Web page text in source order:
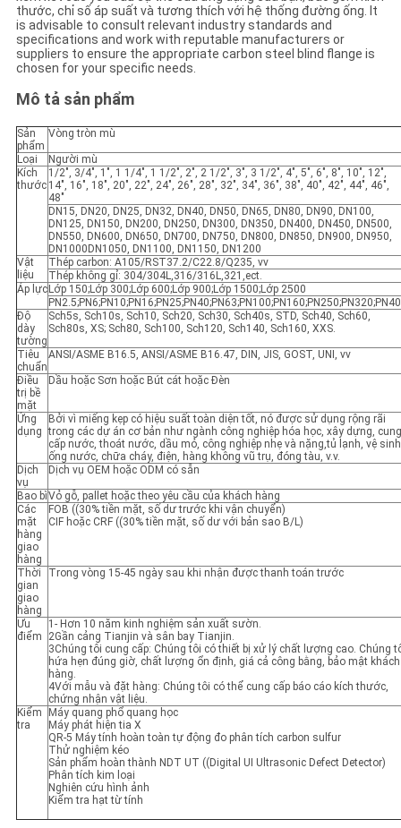
HỢP
SƠ
ĐỒ
TRANG
WEB
CHÍNH
SÁCH
BẢO
MẬT
thước, chỉ số áp suất và tương thích với hệ thống đường ống. It
is advisable to consult relevant industry standards and
specifications and work with reputable manufacturers or
suppliers to ensure the appropriate carbon steel blind flange is
chosen for your specific needs.
Mô tả sản phẩm
Sản
phẩm
Vòng tròn mù
Loại
Người mù
Kích
thước
1/2", 3/4", 1", 1 1/4", 1 1/2", 2", 2 1/2", 3", 3 1/2", 4", 5", 6", 8", 10", 12",
14", 16", 18", 20", 22", 24", 26", 28", 32", 34", 36", 38", 40", 42", 44", 46",
48"
DN15, DN20, DN25, DN32, DN40, DN50, DN65, DN80, DN90, DN100,
DN125, DN150, DN200, DN250, DN300, DN350, DN400, DN450, DN500,
DN550, DN600, DN650, DN700, DN750, DN800, DN850, DN900, DN950,
DN1000DN1050, DN1100, DN1150, DN1200
Vật
liệu
Thép carbon: A105/RST37.2/C22.8/Q235, vv
Thép không gỉ: 304/304L,316/316L,321,ect.
Áp lực Lớp 150;Lớp 300;Lớp 600;Lớp 900;Lớp 1500;Lớp 2500
Độ
dày
tường
Sch5s, Sch10s, Sch10, Sch20, Sch30, Sch40s, STD, Sch40, Sch60,
Sch80s, XS; Sch80, Sch100, Sch120, Sch140, Sch160, XXS.
Tiêu
chuẩn
ANSI/ASME B16.5, ANSI/ASME B16.47, DIN, JIS, GOST, UNI, vv
Điều
trị bề
mặt
Dầu hoặc Sơn hoặc Bút cát hoặc Đèn
Ứng
dụng
Bởi vì miếng kẹp có hiệu suất toàn diện tốt, nó được sử dụng rộng rãi
trong các dự án cơ bản như ngành công nghiệp hóa học, xây dựng, cung
cấp nước, thoát nước, dầu mỏ, công nghiệp nhẹ và nặng,tủ lạnh, vệ
ống nước, chữa cháy, điện, hàng không vũ trụ, đóng tàu, v.v.
Dịch
vụ
Dịch vụ OEM hoặc ODM có sẵn
Bao bìVỏ gỗ, pallet hoặc theo yêu cầu của khách hàng
Các
mặt
hàng
giao
hàng
FOB ((30% tiền mặt, số dư trước khi vận chuyển)
CIF hoặc CRF ((30% tiền mặt, số dư với bản sao B/L)
Thời
gian
giao
hàng
Trong vòng 15-45 ngày sau khi nhận được thanh toán trước
Ưu
điểm
1- Hơn 10 năm kinh nghiệm sản xuất sườn.
2Gần cảng Tianjin và sân bay Tianjin.
3Chúng tôi cung cấp: Chúng tôi có thiết bị xử lý chất lượng cao. Chúng
hứa hẹn đúng giờ, chất lượng ổn định, giá cả công bằng, bảo mật khách
hàng.
4Với mẫu và đặt hàng: Chúng tôi có thể cung cấp báo cáo kích thước,
chứng nhận vật liệu.
Kiểm
tra
Máy quang phổ quang học
Máy phát hiện tia X
QR-5 Máy tính hoàn toàn tự động đo phân tích carbon sulfur
Thử nghiệm kéo
Sản phẩm hoàn thành NDT UT ((Digital UI Ultrasonic Defect Detector)
Phân tích kim loại
Nghiên cứu hình ảnh
Kiểm tra hạt từ tính